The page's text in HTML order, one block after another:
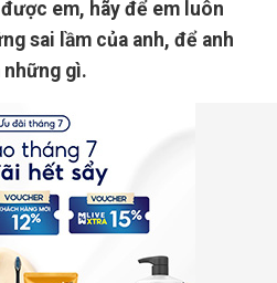
em, hãy để em luôn
sai lầm của anh, để anh
những gì.